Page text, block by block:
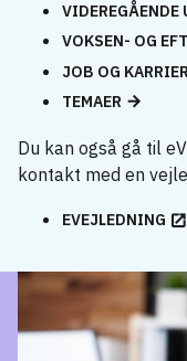
VIDEREGÅENDE
VOKSEN- OG
JOB OG
TEMAER
Du kan også gå til
kontakt med en
EVEJLEDNING